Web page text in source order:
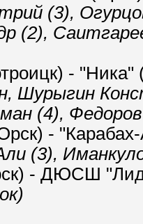
(3),
(2),
- "Ника"
Шурыгин
(4),
-
(3),
- ДЮСШ